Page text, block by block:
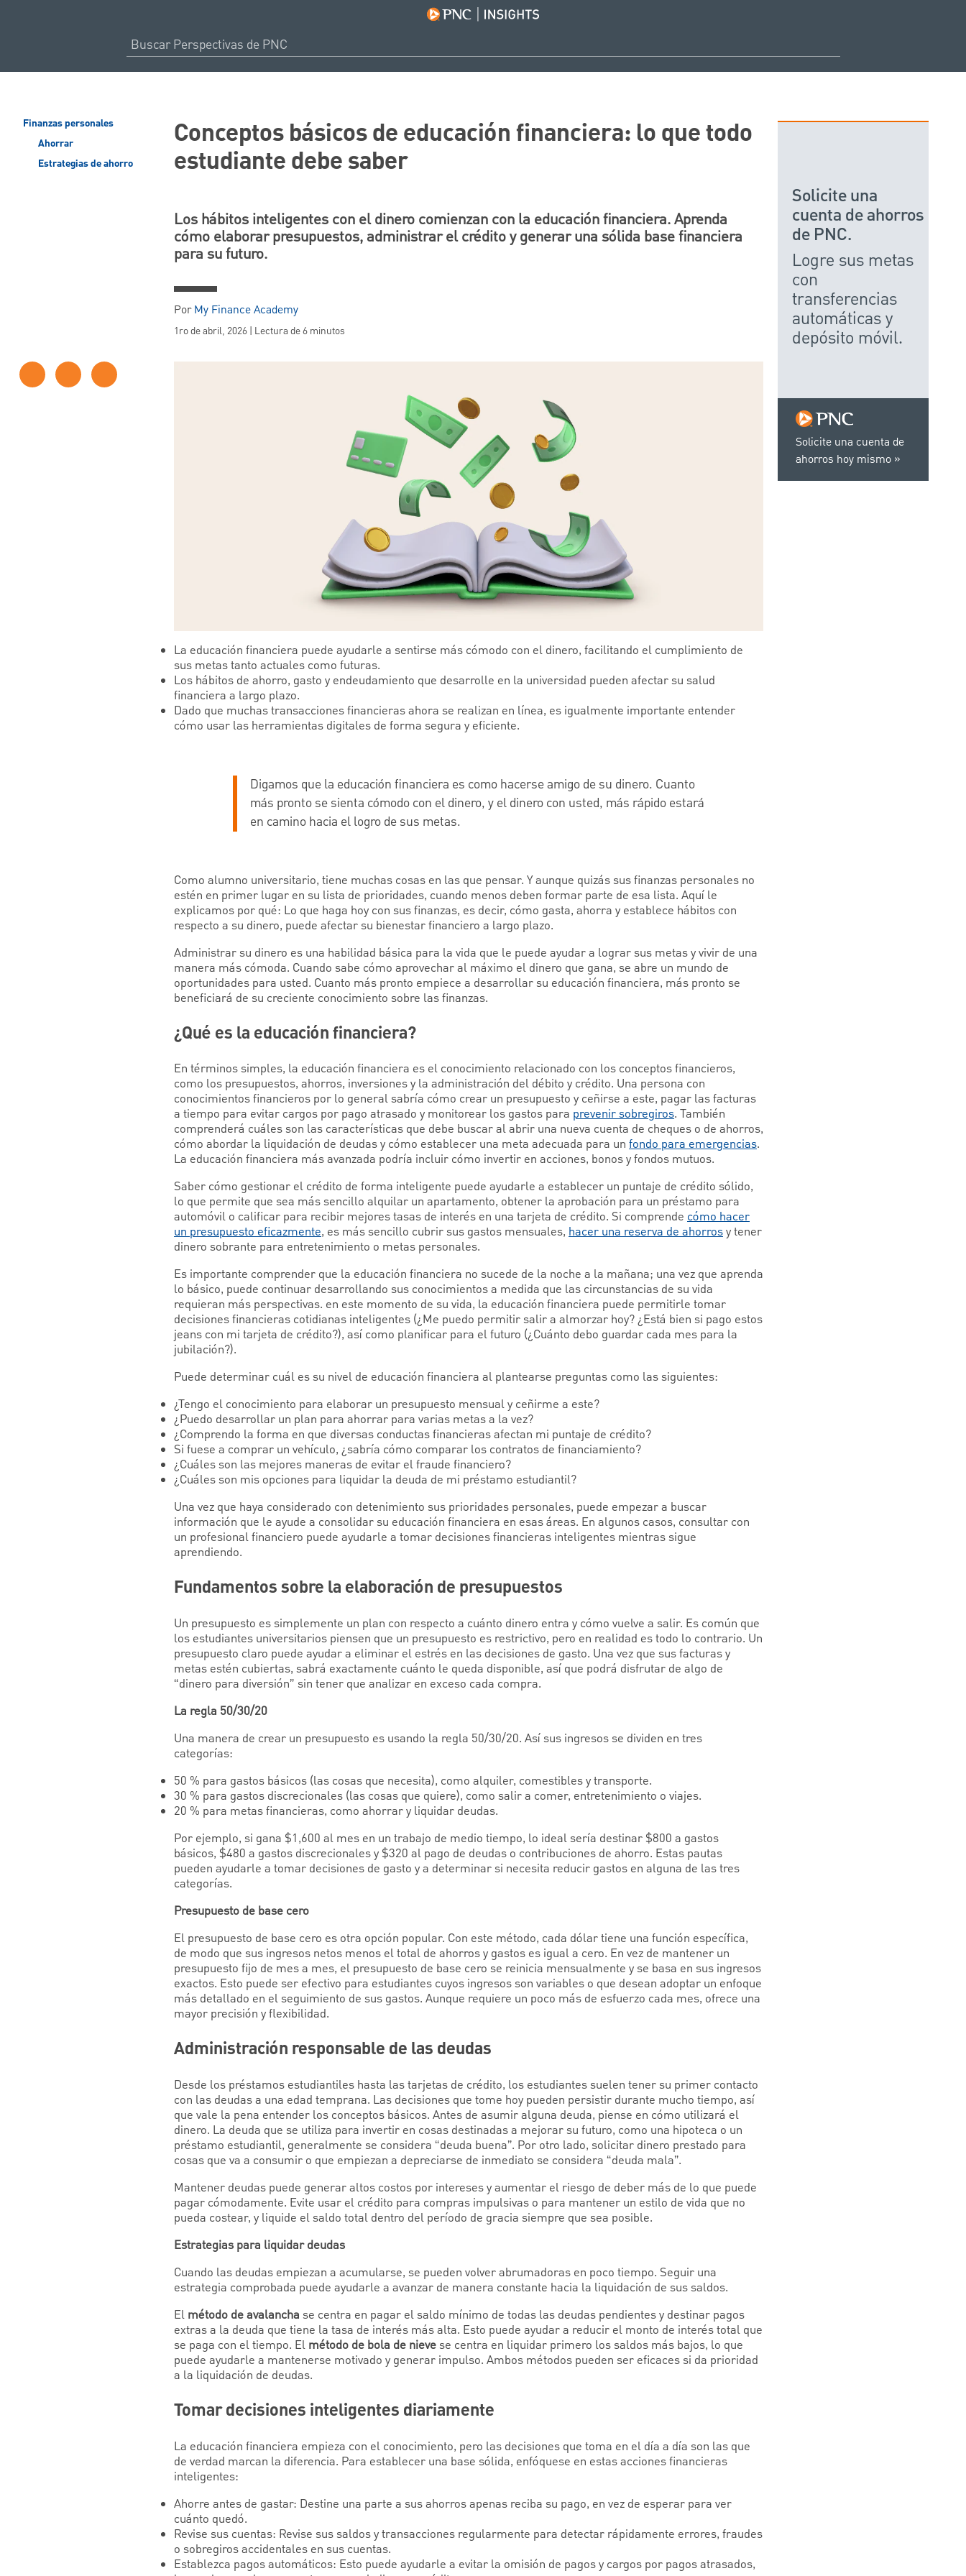
Finanzas personales
Ahorrar
Estrategias de ahorro
Conceptos básicos de educación financiera: lo que todo
estudiante debe saber
Los hábitos inteligentes con el dinero comienzan con la educación financiera. Aprenda
cómo elaborar presupuestos, administrar el crédito y generar una sólida base financiera
para su futuro.
PorMy Finance Academy
1ro de abril, 2026 | Lectura de 6 minutos
La educación financiera puede ayudarle a sentirse más cómodo con el dinero, facilitando el cumplimiento de
sus metas tanto actuales como futuras.
Los hábitos de ahorro, gasto y endeudamiento que desarrolle en la universidad pueden afectar su salud
financiera a largo plazo.
Dado que muchas transacciones financieras ahora se realizan en línea, es igualmente importante entender
cómo usar las herramientas digitales de forma segura y eficiente.
Digamos que la educación financiera es como hacerse amigo de su dinero. Cuanto
más pronto se sienta cómodo con el dinero, y el dinero con usted, más rápido estará
en camino hacia el logro de sus metas.
Como alumno universitario, tiene muchas cosas en las que pensar. Y aunque quizás sus finanzas personales no
estén en primer lugar en su lista de prioridades, cuando menos deben formar parte de esa lista. Aquí le
explicamos por qué: Lo que haga hoy con sus finanzas, es decir, cómo gasta, ahorra y establece hábitos con
respecto a su dinero, puede afectar su bienestar financiero a largo plazo.
Administrar su dinero es una habilidad básica para la vida que le puede ayudar a lograr sus metas y vivir de una
manera más cómoda. Cuando sabe cómo aprovechar al máximo el dinero que gana, se abre un mundo de
oportunidades para usted. Cuanto más pronto empiece a desarrollar su educación financiera, más pronto se
beneficiará de su creciente conocimiento sobre las finanzas.
¿Qué es la educación financiera?
En términos simples, la educación financiera es el conocimiento relacionado con los conceptos financieros,
como los presupuestos, ahorros, inversiones y la administración del débito y crédito. Una persona con
conocimientos financieros por lo general sabría cómo crear un presupuesto y ceñirse a este, pagar las facturas
a tiempo para evitar cargos por pago atrasado y monitorear los gastos para prevenir sobregiros. También
comprenderá cuáles son las características que debe buscar al abrir una nueva cuenta de cheques o de ahorros,
cómo abordar la liquidación de deudas y cómo establecer una meta adecuada para un fondo para emergencias.
La educación financiera más avanzada podría incluir cómo invertir en acciones, bonos y fondos mutuos.
Saber cómo gestionar el crédito de forma inteligente puede ayudarle a establecer un puntaje de crédito sólido,
lo que permite que sea más sencillo alquilar un apartamento, obtener la aprobación para un préstamo para
automóvil o calificar para recibir mejores tasas de interés en una tarjeta de crédito. Si comprende cómo hacer
un presupuesto eficazmente, es más sencillo cubrir sus gastos mensuales, hacer una reserva de ahorrosy tener
dinero sobrante para entretenimiento o metas personales.
Es importante comprender que la educación financiera no sucede de la noche a la mañana; una vez que aprenda
lo básico, puede continuar desarrollando sus conocimientos a medida que las circunstancias de su vida
requieran más perspectivas. en este momento de su vida, la educación financiera puede permitirle tomar
decisiones financieras cotidianas inteligentes (¿Me puedo permitir salir a almorzar hoy? ¿Está bien si pago estos
jeans con mi tarjeta de crédito?), así como planificar para el futuro (¿Cuánto debo guardar cada mes para la
jubilación?).
Puede determinar cuál es su nivel de educación financiera al plantearse preguntas como las siguientes:
¿Tengo el conocimiento para elaborar un presupuesto mensual y ceñirme a este?
¿Puedo desarrollar un plan para ahorrar para varias metas a la vez?
¿Comprendo la forma en que diversas conductas financieras afectan mi puntaje de crédito?
Si fuese a comprar un vehículo, ¿sabría cómo comparar los contratos de financiamiento?
¿Cuáles son las mejores maneras de evitar el fraude financiero?
¿Cuáles son mis opciones para liquidar la deuda de mi préstamo estudiantil?
Una vez que haya considerado con detenimiento sus prioridades personales, puede empezar a buscar
información que le ayude a consolidar su educación financiera en esas áreas. En algunos casos, consultar con
un profesional financiero puede ayudarle a tomar decisiones financieras inteligentes mientras sigue
aprendiendo.
Fundamentos sobre la elaboración de presupuestos
Un presupuesto es simplemente un plan con respecto a cuánto dinero entra y cómo vuelve a salir. Es común que
los estudiantes universitarios piensen que un presupuesto es restrictivo, pero en realidad es todo lo contrario. Un
presupuesto claro puede ayudar a eliminar el estrés en las decisiones de gasto. Una vez que sus facturas y
metas estén cubiertas, sabrá exactamente cuánto le queda disponible, así que podrá disfrutar de algo de
“dinero para diversión” sin tener que analizar en exceso cada compra.
La regla 50/30/20
Una manera de crear un presupuesto es usando la regla 50/30/20. Así sus ingresos se dividen en tres
categorías:
50 % para gastos básicos (las cosas que necesita), como alquiler, comestibles y transporte.
30 % para gastos discrecionales (las cosas que quiere), como salir a comer, entretenimiento o viajes.
20 % para metas financieras, como ahorrar y liquidar deudas.
Por ejemplo, si gana $1,600 al mes en un trabajo de medio tiempo, lo ideal sería destinar $800 a gastos
básicos, $480 a gastos discrecionales y $320 al pago de deudas o contribuciones de ahorro. Estas pautas
pueden ayudarle a tomar decisiones de gasto y a determinar si necesita reducir gastos en alguna de las tres
categorías.
Presupuesto de base cero
El presupuesto de base cero es otra opción popular. Con este método, cada dólar tiene una función específica,
de modo que sus ingresos netos menos el total de ahorros y gastos es igual a cero. En vez de mantener un
presupuesto fijo de mes a mes, el presupuesto de base cero se reinicia mensualmente y se basa en sus ingresos
exactos. Esto puede ser efectivo para estudiantes cuyos ingresos son variables o que desean adoptar un enfoque
más detallado en el seguimiento de sus gastos. Aunque requiere un poco más de esfuerzo cada mes, ofrece una
mayor precisión y flexibilidad.
Administración responsable de las deudas
Desde los préstamos estudiantiles hasta las tarjetas de crédito, los estudiantes suelen tener su primer contacto
con las deudas a una edad temprana. Las decisiones que tome hoy pueden persistir durante mucho tiempo, así
que vale la pena entender los conceptos básicos. Antes de asumir alguna deuda, piense en cómo utilizará el
dinero. La deuda que se utiliza para invertir en cosas destinadas a mejorar su futuro, como una hipoteca o un
préstamo estudiantil, generalmente se considera “deuda buena”. Por otro lado, solicitar dinero prestado para
cosas que va a consumir o que empiezan a depreciarse de inmediato se considera “deuda mala”.
Mantener deudas puede generar altos costos por intereses y aumentar el riesgo de deber más de lo que puede
pagar cómodamente. Evite usar el crédito para compras impulsivas o para mantener un estilo de vida que no
pueda costear, y liquide el saldo total dentro del período de gracia siempre que sea posible.
Estrategias para liquidar deudas
Cuando las deudas empiezan a acumularse, se pueden volver abrumadoras en poco tiempo. Seguir una
estrategia comprobada puede ayudarle a avanzar de manera constante hacia la liquidación de sus saldos.
El método de avalancha se centra en pagar el saldo mínimo de todas las deudas pendientes y destinar pagos
extras a la deuda que tiene la tasa de interés más alta. Esto puede ayudar a reducir el monto de interés total que
se paga con el tiempo. El método de bola de nievese centra en liquidar primero los saldos más bajos, lo que
puede ayudarle a mantenerse motivado y generar impulso. Ambos métodos pueden ser eficaces si da prioridad
a la liquidación de deudas.
Tomar decisiones inteligentes diariamente
La educación financiera empieza con el conocimiento, pero las decisiones que toma en el día a día son las que
de verdad marcan la diferencia. Para establecer una base sólida, enfóquese en estas acciones financieras
inteligentes:
Ahorre antes de gastar: Destine una parte a sus ahorros apenas reciba su pago, en vez de esperar para ver
cuánto quedó.
Revise sus cuentas: Revise sus saldos y transacciones regularmente para detectar rápidamente errores, fraudes
o sobregiros accidentales en sus cuentas.
Establezca pagos automáticos: Esto puede ayudarle a evitar la omisión de pagos y cargos por pagos atrasados,
Solicite una cuenta de
ahorros hoy mismo
Solicite una
cuenta de ahorros
de PNC.
Logre sus metas
con
transferencias
automáticas y
depósito móvil.